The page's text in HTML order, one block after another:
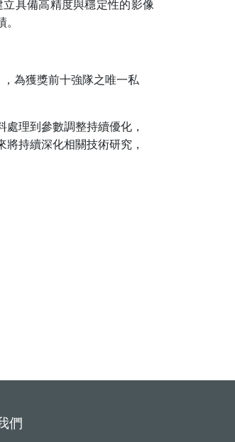
具備高精度與穩定性的影像
為獲獎前十強隊之唯一私
理到參數調整持續優化，
持續深化相關技術研究，
們